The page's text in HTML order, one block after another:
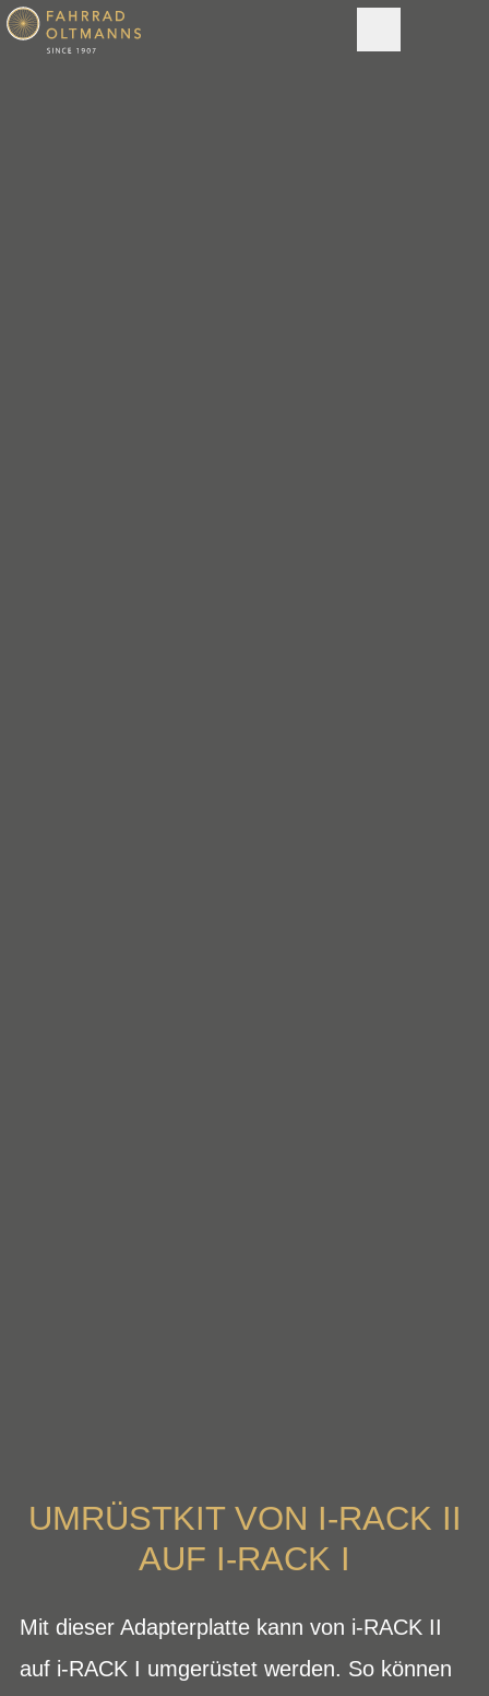
UMRÜSTKIT VON I-RACK II
AUF I-RACK I
Mit dieser Adapterplatte kann von i-RACK II
auf i-RACK I umgerüstet werden. So können